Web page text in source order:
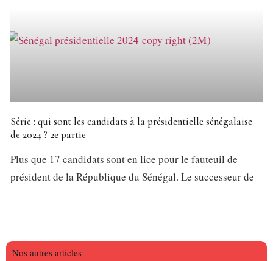
Série : qui sont les candidats à la présidentielle sénégalaise
de 2024 ? 2e partie
Plus que 17 candidats sont en lice pour le fauteuil de
président de la République du Sénégal. Le successeur de
Nos autres articles